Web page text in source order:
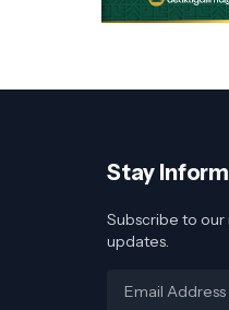
Stay
Subscribe to
updates.